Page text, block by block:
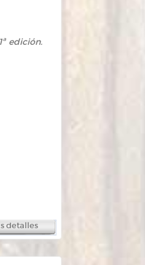
edición.
detalles